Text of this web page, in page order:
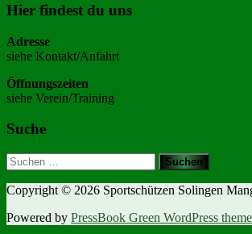
Hier findest du uns
Adresse
siehe Kontakt/Anfahrt
Öffnungszeiten
siehe Verein/Training
Suche
Suchen
nach:
Copyright © 2026 Sportschützen Solingen
Powered by PressBook Green WordPress theme